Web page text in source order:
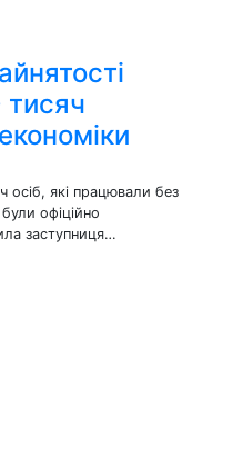
тисяч
осіб, які працювали без
офіційно
заступниця…